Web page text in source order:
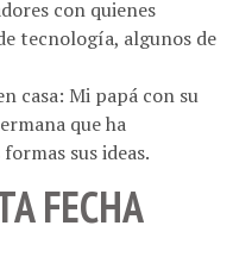
tecnología, algunos de
casa: Mi papá con su
que ha
sus ideas.
FECHA